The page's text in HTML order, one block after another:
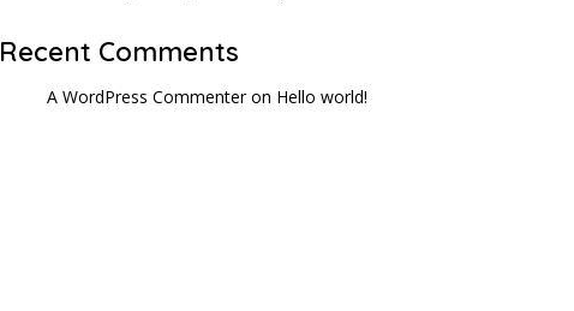
Recent Comments
A WordPress Commenteron Hello world!